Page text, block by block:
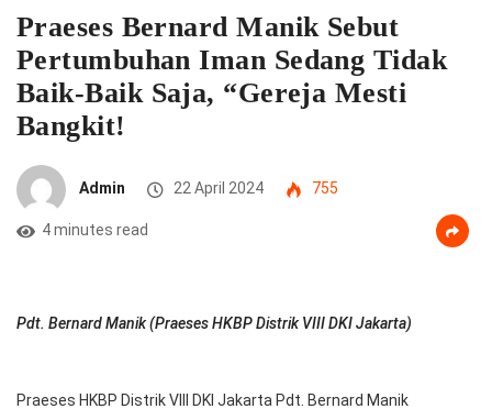
Praeses Bernard Manik Sebut
Pertumbuhan Iman Sedang Tidak
Baik-Baik Saja, “Gereja Mesti
Bangkit!
Admin 22 April 2024 755
4 minutes read